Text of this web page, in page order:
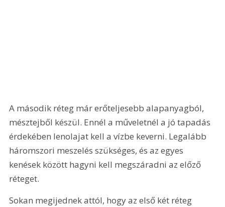
A második réteg már erőteljesebb alapanyagból,
mésztejből készül. Ennél a műveletnél a jó tapadás
érdekében lenolajat kell a vízbe keverni. Legalább
háromszori meszelés szükséges, és az egyes
kenések között hagyni kell megszáradni az előző
réteget.
Sokan megijednek attól, hogy az első két réteg